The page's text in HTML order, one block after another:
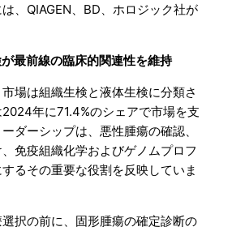
、QIAGEN、BD、ホロジック社が
最前線の臨床的関連性を維持
場は組織生検と液体生検に分類さ
年に71.4%のシェアで市場を支
ダーシップは、悪性腫瘍の確認、
免疫組織化学およびゲノムプロフ
るその重要な役割を反映していま
択の前に、固形腫瘍の確定診断の